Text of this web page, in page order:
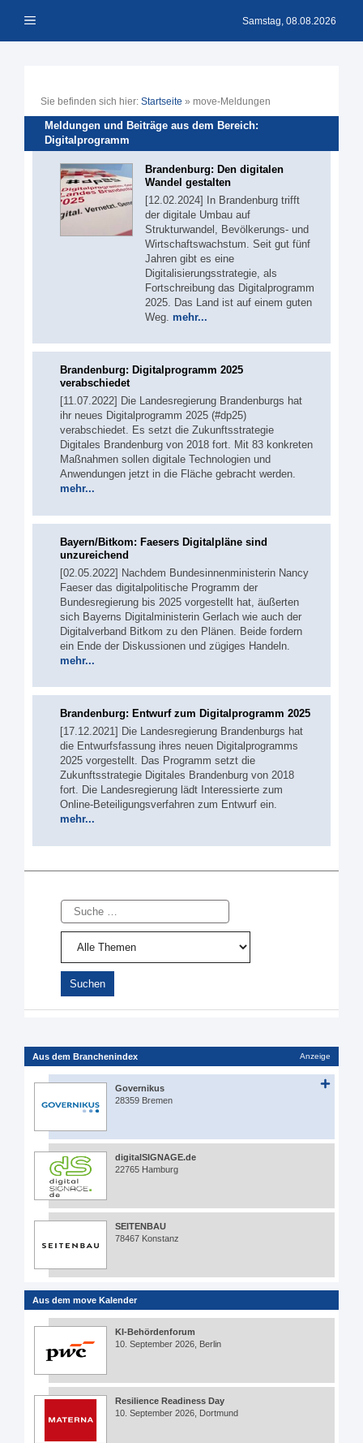
Inhalt Menü Samstag, 08.08.2026
Sie befinden sich hier: Startseite » move-Meldungen
Meldungen und Beiträge aus dem Bereich:
Digitalprogramm
Brandenburg: Den digitalen
Wandel gestalten
[12.02.2024] In Brandenburg trifft
der digitale Umbau auf
Strukturwandel, Bevölkerungs- und
Wirtschaftswachstum. Seit gut fünf
Jahren gibt es eine
Digitalisierungsstrategie, als
Fortschreibung das Digitalprogramm
2025. Das Land ist auf einem guten
Weg. mehr...
Brandenburg: Digitalprogramm 2025
verabschiedet
[11.07.2022] Die Landesregierung Brandenburgs hat
ihr neues Digitalprogramm 2025 (#dp25)
verabschiedet. Es setzt die Zukunftsstrategie
Digitales Brandenburg von 2018 fort. Mit 83 konkreten
Maßnahmen sollen digitale Technologien und
Anwendungen jetzt in die Fläche gebracht werden.
mehr...
Bayern/Bitkom: Faesers Digitalpläne sind
unzureichend
[02.05.2022] Nachdem Bundesinnenministerin Nancy
Faeser das digitalpolitische Programm der
Bundesregierung bis 2025 vorgestellt hat, äußerten
sich Bayerns Digitalministerin Gerlach wie auch der
Digitalverband Bitkom zu den Plänen. Beide fordern
ein Ende der Diskussionen und zügiges Handeln.
mehr...
Brandenburg: Entwurf zum Digitalprogramm 2025
[17.12.2021] Die Landesregierung Brandenburgs hat
die Entwurfsfassung ihres neuen Digitalprogramms
2025 vorgestellt. Das Programm setzt die
Zukunftsstrategie Digitales Brandenburg von 2018
fort. Die Landesregierung lädt Interessierte zum
Online-Beteiligungsverfahren zum Entwurf ein.
mehr...
Suche
Aus dem Branchenindex Anzeige
Governikus
28359 Bremen
digitalSIGNAGE.de
22765 Hamburg
SEITENBAU
78467 Konstanz
Aus dem move Kalender
KI-Behördenforum
10. September 2026, Berlin
Resilience Readiness Day
10. September 2026, Dortmund